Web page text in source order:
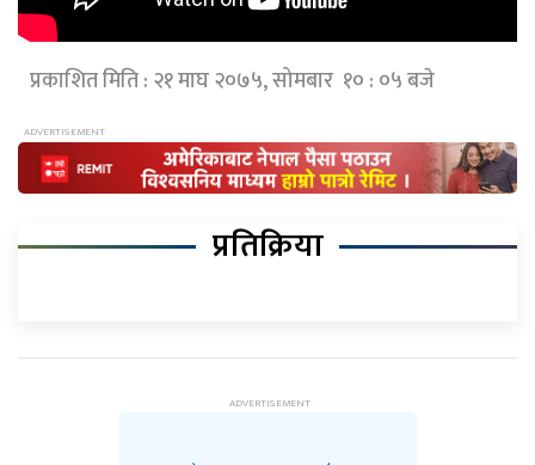
प्रकाशित मिति : २१ माघ २०७५, सोमबार १० : ०५ बजे
प्रतिक्रिया